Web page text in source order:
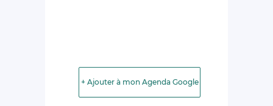
+ Ajouter à mon Agenda Google